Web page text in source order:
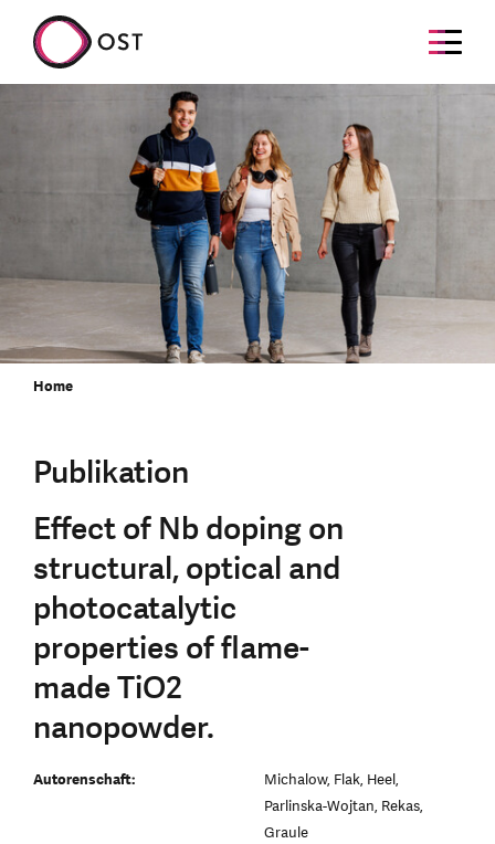
Home
Publikation
Effect of Nb doping on
structural, optical and
photocatalytic
properties of flame-
made TiO2
nanopowder.
Autorenschaft:
Michalow, Flak, Heel,
Parlinska-Wojtan, Rekas,
Graule